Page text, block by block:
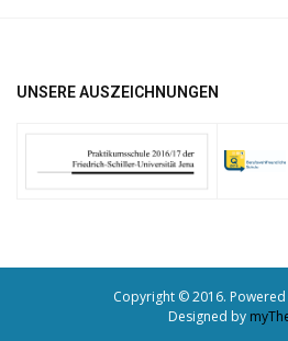
UNSERE AUSZEICHNUNGEN
Copyright © 2016.
Designed by